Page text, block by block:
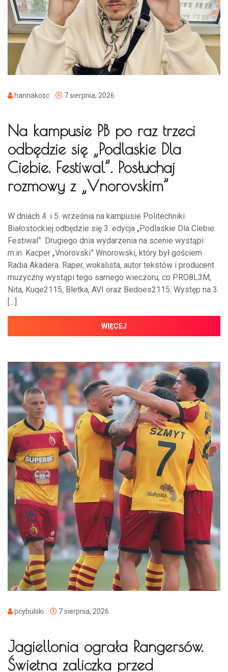
hannakosc 7 sierpnia, 2026
Na kampusie PB po raz trzeci
odbędzie się „Podlaskie Dla
Ciebie. Festiwal”. Posłuchaj
rozmowy z „Vnorovskim”
W dniach 4. i 5. września na kampusie Politechniki
Białostockiej odbędzie się 3. edycja „Podlaskie Dla Ciebie.
Festiwal”. Drugiego dnia wydarzenia na scenie wystąpi
m.in. Kacper „Vnorovski” Wnorowski, który był gościem
Radia Akadera. Raper, wokalista, autor tekstów i producent
muzyczny wystąpi tego samego wieczoru, co PRO8L3M,
Nita, Kuqe2115, Bletka, AVI oraz Bedoes2115. Występ na 3.
[…]
WIĘCEJ
pcybulski 7 sierpnia, 2026
Jagiellonia ograła Rangersów.
Świetna zaliczka przed